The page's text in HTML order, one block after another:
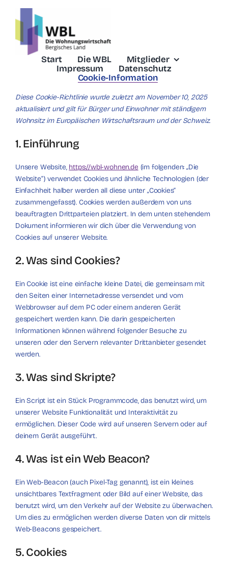
Start Die WBL
Mitglieder
Impressum
Datenschutz
Cookie-Information
Diese Cookie-Richtlinie wurde zuletzt am November 10, 2025
aktualisiert und gilt für Bürger und Einwohner mit ständigem
Wohnsitz im Europäischen Wirtschaftsraum und der Schweiz.
1. Einführung
Unsere Website, https://wbl-wohnen.de (im folgenden: „Die
Website“) verwendet Cookies und ähnliche Technologien (der
Einfachheit halber werden all diese unter „Cookies“
zusammengefasst). Cookies werden außerdem von uns
beauftragten Drittparteien platziert. In dem unten stehendem
Dokument informieren wir dich über die Verwendung von
Cookies auf unserer Website.
2. Was sind Cookies?
Ein Cookie ist eine einfache kleine Datei, die gemeinsam mit
den Seiten einer Internetadresse versendet und vom
Webbrowser auf dem PC oder einem anderen Gerät
gespeichert werden kann. Die darin gespeicherten
Informationen können während folgender Besuche zu
unseren oder den Servern relevanter Drittanbieter gesendet
werden.
3. Was sind Skripte?
Ein Script ist ein Stück Programmcode, das benutzt wird, um
unserer Website Funktionalität und Interaktivität zu
ermöglichen. Dieser Code wird auf unseren Servern oder auf
deinem Gerät ausgeführt.
4. Was ist ein Web Beacon?
Ein Web-Beacon (auch Pixel-Tag genannt), ist ein kleines
unsichtbares Textfragment oder Bild auf einer Website, das
benutzt wird, um den Verkehr auf der Website zu überwachen.
Um dies zu ermöglichen werden diverse Daten von dir mittels
Web-Beacons gespeichert.
5. Cookies